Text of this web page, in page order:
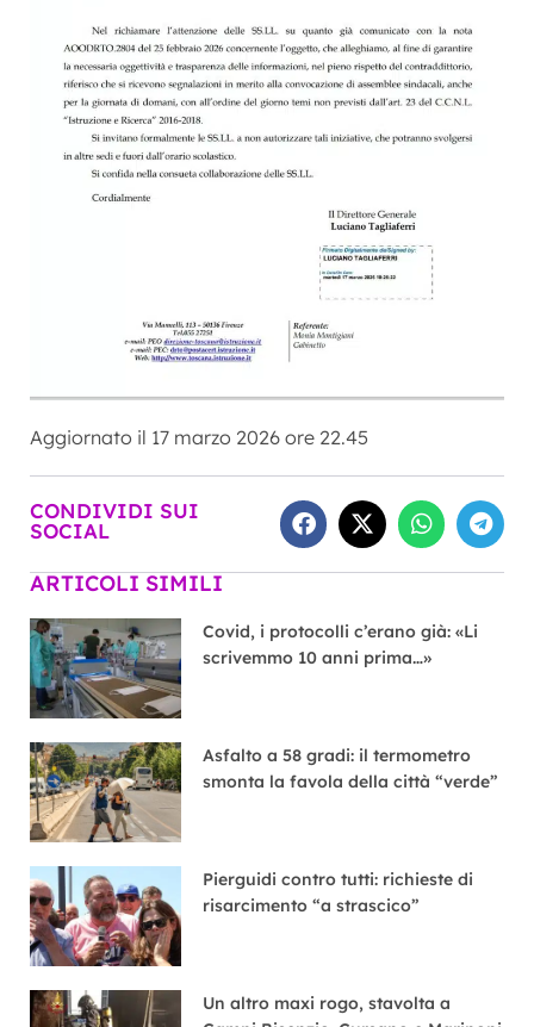
Aggiornato il 17 marzo 2026 ore 22.45
CONDIVIDI SUI
SOCIAL
ARTICOLI SIMILI
Covid, i protocolli c’erano già: «Li
scrivemmo 10 anni prima…»
Asfalto a 58 gradi: il termometro
smonta la favola della città “verde”
Pierguidi contro tutti: richieste di
risarcimento “a strascico”
Un altro maxi rogo, stavolta a